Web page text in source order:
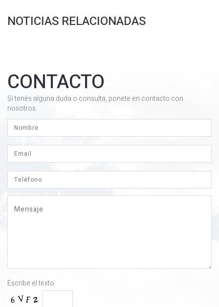
NOTICIAS RELACIONADAS
CONTACTO
Si tenés alguna duda o consulta, ponete en contacto con
nosotros.
Escribe el texto